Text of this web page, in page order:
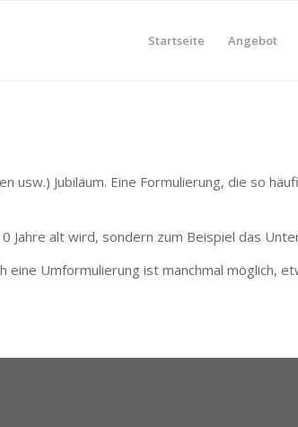
Startseite Angebot
Jubiläum. Eine Formulierung, die so
Jahre alt wird, sondern zum Beispiel das
eine Umformulierung ist manchmal möglich,